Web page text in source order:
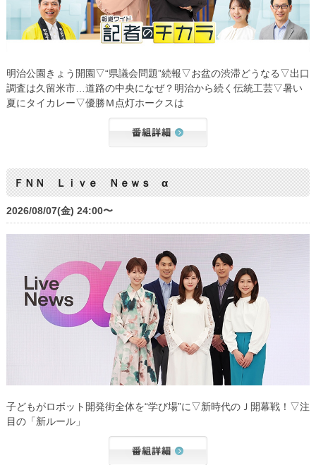
明治公園きょう開園▽“県議会問題”続報▽お盆の渋滞どうなる▽出口
調査は久留米市…道路の中央になぜ？明治から続く伝統工芸▽暑い
夏にタイカレー▽優勝Ｍ点灯ホークスは
ＦＮＮ Ｌｉｖｅ Ｎｅｗｓ α
2026/08/07(金) 24:00〜
子どもがロボット開発街全体を“学び場”に▽新時代のＪ開幕戦！▽注
目の「新ルール」